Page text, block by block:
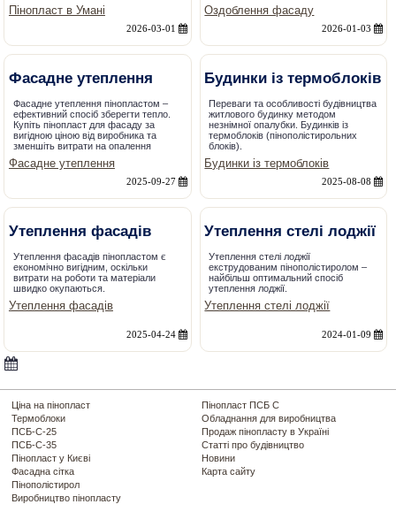
Пінопласт в Умані
2026-03-01
Оздоблення фасаду
2026-01-03
Фасадне утеплення
Фасадне утеплення пінопластом –
ефективний спосіб зберегти тепло.
Купіть пінопласт для фасаду за
вигідною ціною від виробника та
зменшіть витрати на опалення
Фасадне утеплення
2025-09-27
Будинки із термоблоків
Переваги та особливості будівництва
житлового будинку методом
незнімної опалубки. Будинків із
термоблоків (пінополістирольних
блоків).
Будинки із термоблоків
2025-08-08
Утеплення фасадів
Утеплення фасадів пінопластом є
економічно вигідним, оскільки
витрати на роботи та матеріали
швидко окупаються.
Утеплення фасадів
2025-04-24
Утеплення стелі лоджії
Утеплення стелі лоджії
екструдованим пінополістиролом –
найбільш оптимальний спосіб
утеплення лоджії.
Утеплення стелі лоджії
2024-01-09
Ціна на пінопласт
Термоблоки
ПСБ-С-25
ПСБ-С-35
Пінопласт у Києві
Фасадна сітка
Пінополістирол
Виробництво пінопласту
Пінопласт ПСБ С
Обладнання для виробництва
Продаж пінопласту в Україні
Статті про будівництво
Новини
Карта сайту